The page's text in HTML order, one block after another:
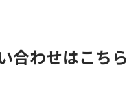
合わせはこちら